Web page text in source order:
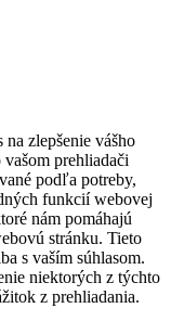
zlepšenie vášho
prehliadači
podľa potreby,
funkcií webovej
nám pomáhajú
stránku. Tieto
s vaším súhlasom.
niektorých z týchto
z prehliadania.